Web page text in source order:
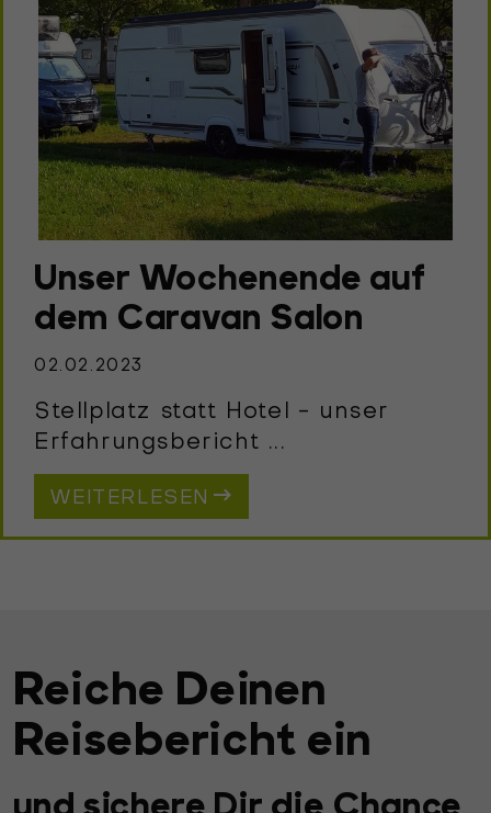
Unser Wochenende auf
dem Caravan Salon
02.02.2023
Stellplatz statt Hotel - unser
Erfahrungsbericht ...
WEITERLESEN
Reiche Deinen
Reisebericht ein